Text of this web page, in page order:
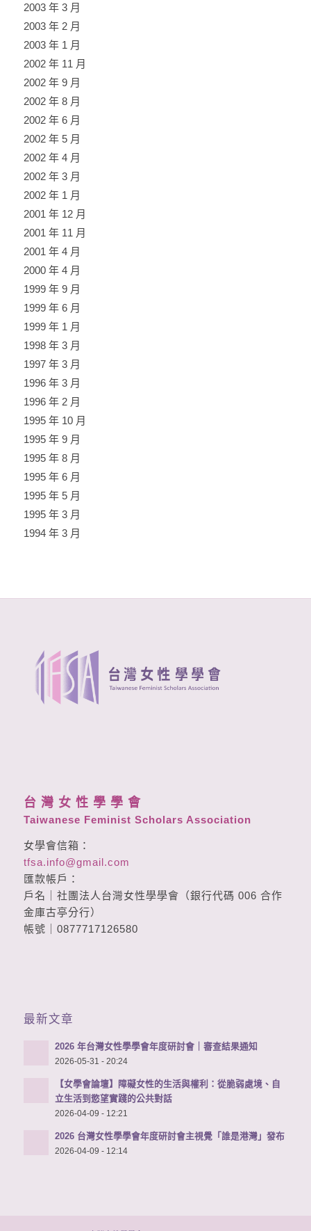
2003 年 3 月
2003 年 2 月
2003 年 1 月
2002 年 11 月
2002 年 9 月
2002 年 8 月
2002 年 6 月
2002 年 5 月
2002 年 4 月
2002 年 3 月
2002 年 1 月
2001 年 12 月
2001 年 11 月
2001 年 4 月
2000 年 4 月
1999 年 9 月
1999 年 6 月
1999 年 1 月
1998 年 3 月
1997 年 3 月
1996 年 3 月
1996 年 2 月
1995 年 10 月
1995 年 9 月
1995 年 8 月
1995 年 6 月
1995 年 5 月
1995 年 3 月
1994 年 3 月
台 灣 女 性 學 學 會
Taiwanese Feminist Scholars Association
女學會信箱：
tfsa.info@gmail.com
匯款帳戶：
戶名｜社團法人台灣女性學學會（銀行代碼 006 合作
金庫古亭分行）
帳號｜0877717126580
最新文章
2026 年台灣女性學學會年度研討會｜審查結果通知
2026-05-31 - 20:24
【女學會論壇】障礙女性的生活與權利：從脆弱處境、自
立生活到慾望實踐的公共對話
2026-04-09 - 12:21
2026 台灣女性學學會年度研討會主視覺「誰是港灣」發布
2026-04-09 - 12:14